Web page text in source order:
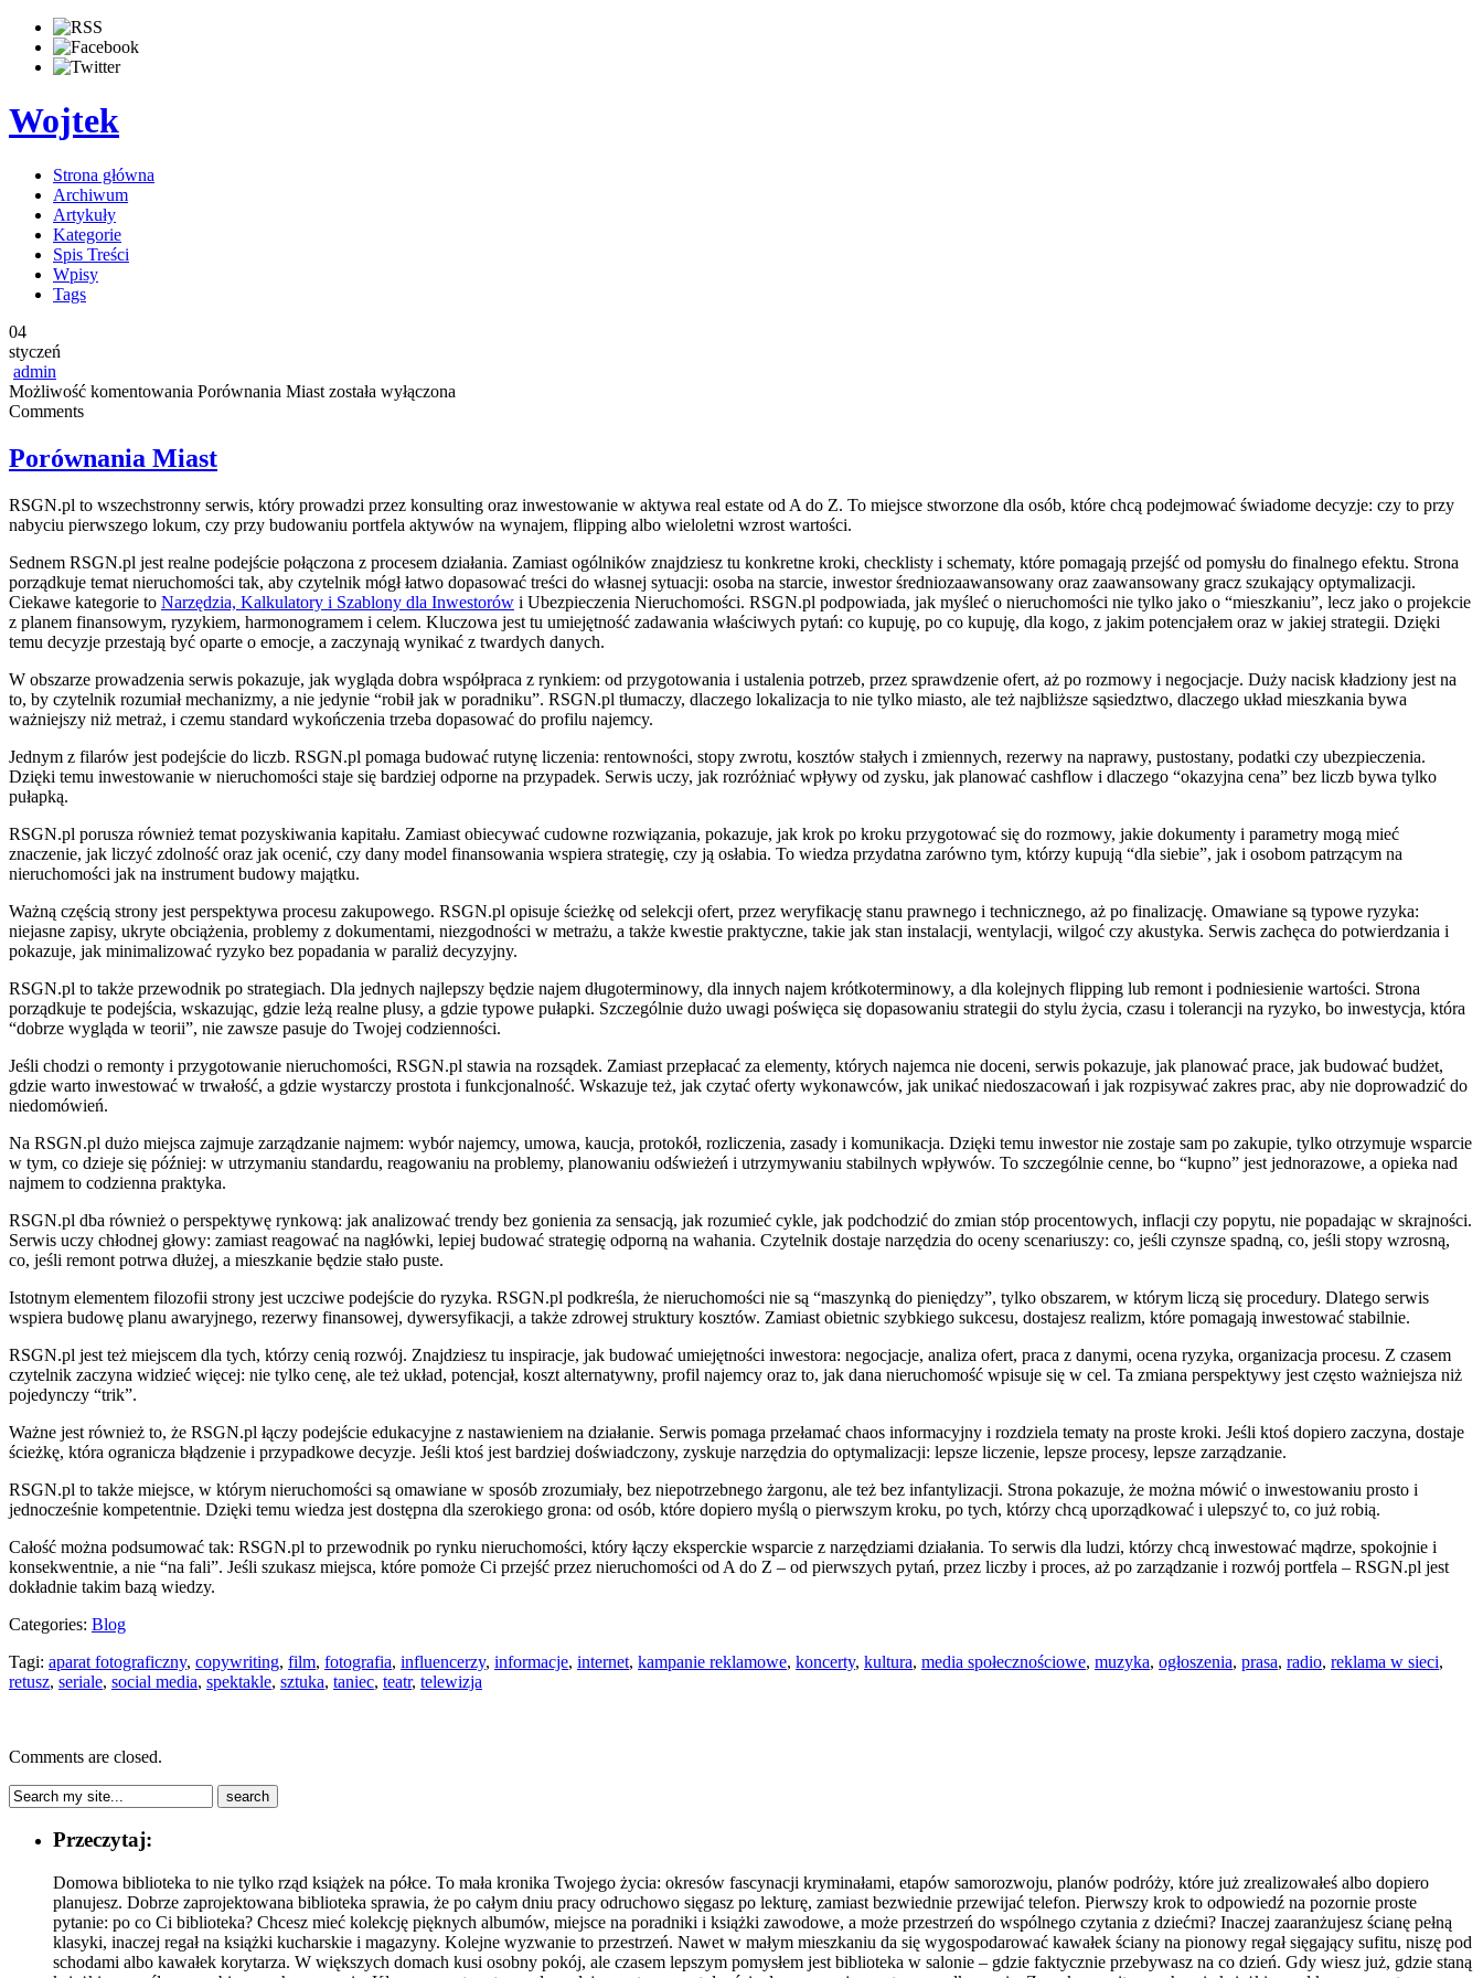
Wojtek
Strona główna
Archiwum
Artykuły
Kategorie
Spis Treści
Wpisy
Tags
04
styczeń
admin
Możliwość komentowania Porównania Miast została wyłączona
Comments
Porównania Miast
RSGN.pl to wszechstronny serwis, który prowadzi przez konsulting oraz inwestowanie w aktywa real estate od A do Z. To miejsce stworzone dla osób, które chcą podejmować świadome decyzje: czy to przy
nabyciu pierwszego lokum, czy przy budowaniu portfela aktywów na wynajem, flipping albo wieloletni wzrost wartości.
Sednem RSGN.pl jest realne podejście połączona z procesem działania. Zamiast ogólników znajdziesz tu konkretne kroki, checklisty i schematy, które pomagają przejść od pomysłu do finalnego efektu. Strona
porządkuje temat nieruchomości tak, aby czytelnik mógł łatwo dopasować treści do własnej sytuacji: osoba na starcie, inwestor średniozaawansowany oraz zaawansowany gracz szukający optymalizacji.
Ciekawe kategorie to Narzędzia, Kalkulatory i Szablony dla Inwestorów i Ubezpieczenia Nieruchomości. RSGN.pl podpowiada, jak myśleć o nieruchomości nie tylko jako o “mieszkaniu”, lecz jako o projekcie
z planem finansowym, ryzykiem, harmonogramem i celem. Kluczowa jest tu umiejętność zadawania właściwych pytań: co kupuję, po co kupuję, dla kogo, z jakim potencjałem oraz w jakiej strategii. Dzięki
temu decyzje przestają być oparte o emocje, a zaczynają wynikać z twardych danych.
W obszarze prowadzenia serwis pokazuje, jak wygląda dobra współpraca z rynkiem: od przygotowania i ustalenia potrzeb, przez sprawdzenie ofert, aż po rozmowy i negocjacje. Duży nacisk kładziony jest na
to, by czytelnik rozumiał mechanizmy, a nie jedynie “robił jak w poradniku”. RSGN.pl tłumaczy, dlaczego lokalizacja to nie tylko miasto, ale też najbliższe sąsiedztwo, dlaczego układ mieszkania bywa
ważniejszy niż metraż, i czemu standard wykończenia trzeba dopasować do profilu najemcy.
Jednym z filarów jest podejście do liczb. RSGN.pl pomaga budować rutynę liczenia: rentowności, stopy zwrotu, kosztów stałych i zmiennych, rezerwy na naprawy, pustostany, podatki czy ubezpieczenia.
Dzięki temu inwestowanie w nieruchomości staje się bardziej odporne na przypadek. Serwis uczy, jak rozróżniać wpływy od zysku, jak planować cashflow i dlaczego “okazyjna cena” bez liczb bywa tylko
pułapką.
RSGN.pl porusza również temat pozyskiwania kapitału. Zamiast obiecywać cudowne rozwiązania, pokazuje, jak krok po kroku przygotować się do rozmowy, jakie dokumenty i parametry mogą mieć
znaczenie, jak liczyć zdolność oraz jak ocenić, czy dany model finansowania wspiera strategię, czy ją osłabia. To wiedza przydatna zarówno tym, którzy kupują “dla siebie”, jak i osobom patrzącym na
nieruchomości jak na instrument budowy majątku.
Ważną częścią strony jest perspektywa procesu zakupowego. RSGN.pl opisuje ścieżkę od selekcji ofert, przez weryfikację stanu prawnego i technicznego, aż po finalizację. Omawiane są typowe ryzyka:
niejasne zapisy, ukryte obciążenia, problemy z dokumentami, niezgodności w metrażu, a także kwestie praktyczne, takie jak stan instalacji, wentylacji, wilgoć czy akustyka. Serwis zachęca do potwierdzania i
pokazuje, jak minimalizować ryzyko bez popadania w paraliż decyzyjny.
RSGN.pl to także przewodnik po strategiach. Dla jednych najlepszy będzie najem długoterminowy, dla innych najem krótkoterminowy, a dla kolejnych flipping lub remont i podniesienie wartości. Strona
porządkuje te podejścia, wskazując, gdzie leżą realne plusy, a gdzie typowe pułapki. Szczególnie dużo uwagi poświęca się dopasowaniu strategii do stylu życia, czasu i tolerancji na ryzyko, bo inwestycja, która
“dobrze wygląda w teorii”, nie zawsze pasuje do Twojej codzienności.
Jeśli chodzi o remonty i przygotowanie nieruchomości, RSGN.pl stawia na rozsądek. Zamiast przepłacać za elementy, których najemca nie doceni, serwis pokazuje, jak planować prace, jak budować budżet,
gdzie warto inwestować w trwałość, a gdzie wystarczy prostota i funkcjonalność. Wskazuje też, jak czytać oferty wykonawców, jak unikać niedoszacowań i jak rozpisywać zakres prac, aby nie doprowadzić do
niedomówień.
Na RSGN.pl dużo miejsca zajmuje zarządzanie najmem: wybór najemcy, umowa, kaucja, protokół, rozliczenia, zasady i komunikacja. Dzięki temu inwestor nie zostaje sam po zakupie, tylko otrzymuje wsparcie
w tym, co dzieje się później: w utrzymaniu standardu, reagowaniu na problemy, planowaniu odświeżeń i utrzymywaniu stabilnych wpływów. To szczególnie cenne, bo “kupno” jest jednorazowe, a opieka nad
najmem to codzienna praktyka.
RSGN.pl dba również o perspektywę rynkową: jak analizować trendy bez gonienia za sensacją, jak rozumieć cykle, jak podchodzić do zmian stóp procentowych, inflacji czy popytu, nie popadając w skrajności.
Serwis uczy chłodnej głowy: zamiast reagować na nagłówki, lepiej budować strategię odporną na wahania. Czytelnik dostaje narzędzia do oceny scenariuszy: co, jeśli czynsze spadną, co, jeśli stopy wzrosną,
co, jeśli remont potrwa dłużej, a mieszkanie będzie stało puste.
Istotnym elementem filozofii strony jest uczciwe podejście do ryzyka. RSGN.pl podkreśla, że nieruchomości nie są “maszynką do pieniędzy”, tylko obszarem, w którym liczą się procedury. Dlatego serwis
wspiera budowę planu awaryjnego, rezerwy finansowej, dywersyfikacji, a także zdrowej struktury kosztów. Zamiast obietnic szybkiego sukcesu, dostajesz realizm, które pomagają inwestować stabilnie.
RSGN.pl jest też miejscem dla tych, którzy cenią rozwój. Znajdziesz tu inspiracje, jak budować umiejętności inwestora: negocjacje, analiza ofert, praca z danymi, ocena ryzyka, organizacja procesu. Z czasem
czytelnik zaczyna widzieć więcej: nie tylko cenę, ale też układ, potencjał, koszt alternatywny, profil najemcy oraz to, jak dana nieruchomość wpisuje się w cel. Ta zmiana perspektywy jest często ważniejsza niż
pojedynczy “trik”.
Ważne jest również to, że RSGN.pl łączy podejście edukacyjne z nastawieniem na działanie. Serwis pomaga przełamać chaos informacyjny i rozdziela tematy na proste kroki. Jeśli ktoś dopiero zaczyna, dostaje
ścieżkę, która ogranicza błądzenie i przypadkowe decyzje. Jeśli ktoś jest bardziej doświadczony, zyskuje narzędzia do optymalizacji: lepsze liczenie, lepsze procesy, lepsze zarządzanie.
RSGN.pl to także miejsce, w którym nieruchomości są omawiane w sposób zrozumiały, bez niepotrzebnego żargonu, ale też bez infantylizacji. Strona pokazuje, że można mówić o inwestowaniu prosto i
jednocześnie kompetentnie. Dzięki temu wiedza jest dostępna dla szerokiego grona: od osób, które dopiero myślą o pierwszym kroku, po tych, którzy chcą uporządkować i ulepszyć to, co już robią.
Całość można podsumować tak: RSGN.pl to przewodnik po rynku nieruchomości, który łączy eksperckie wsparcie z narzędziami działania. To serwis dla ludzi, którzy chcą inwestować mądrze, spokojnie i
konsekwentnie, a nie “na fali”. Jeśli szukasz miejsca, które pomoże Ci przejść przez nieruchomości od A do Z – od pierwszych pytań, przez liczby i proces, aż po zarządzanie i rozwój portfela – RSGN.pl jest
dokładnie takim bazą wiedzy.
Categories: Blog
Tagi: aparat fotograficzny, copywriting, film, fotografia, influencerzy, informacje, internet, kampanie reklamowe, koncerty, kultura, media społecznościowe, muzyka, ogłoszenia, prasa, radio, reklama w sieci,
retusz, seriale, social media, spektakle, sztuka, taniec, teatr, telewizja
Comments are closed.
Przeczytaj:
Domowa biblioteka to nie tylko rząd książek na półce. To mała kronika Twojego życia: okresów fascynacji kryminałami, etapów samorozwoju, planów podróży, które już zrealizowałeś albo dopiero
planujesz. Dobrze zaprojektowana biblioteka sprawia, że po całym dniu pracy odruchowo sięgasz po lekturę, zamiast bezwiednie przewijać telefon. Pierwszy krok to odpowiedź na pozornie proste
pytanie: po co Ci biblioteka? Chcesz mieć kolekcję pięknych albumów, miejsce na poradniki i książki zawodowe, a może przestrzeń do wspólnego czytania z dziećmi? Inaczej zaaranżujesz ścianę pełną
klasyki, inaczej regał na książki kucharskie i magazyny. Kolejne wyzwanie to przestrzeń. Nawet w małym mieszkaniu da się wygospodarować kawałek ściany na pionowy regał sięgający sufitu, niszę pod
schodami albo kawałek korytarza. W większych domach kusi osobny pokój, ale czasem lepszym pomysłem jest biblioteka w salonie – gdzie faktycznie przebywasz na co dzień. Gdy wiesz już, gdzie staną